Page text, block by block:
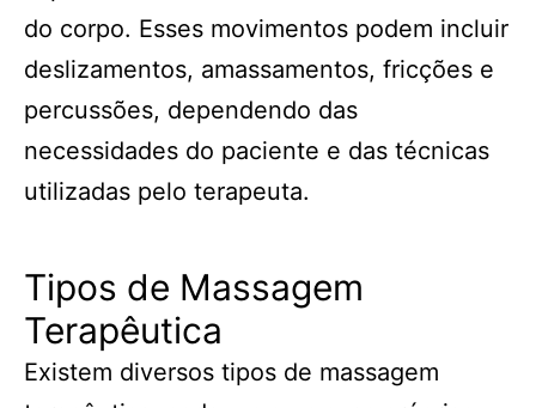
do corpo. Esses movimentos podem incluir
deslizamentos, amassamentos, fricções e
percussões, dependendo das
necessidades do paciente e das técnicas
utilizadas pelo terapeuta.
Tipos de Massagem
Terapêutica
Existem diversos tipos de massagem